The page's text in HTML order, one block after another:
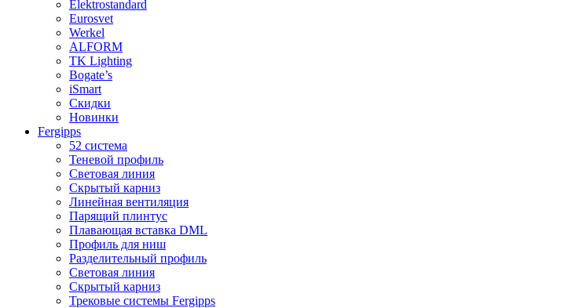
Elektrostandard
Eurosvet
Werkel
ALFORM
TK Lighting
Bogate’s
iSmart
Скидки
Новинки
Fergipps
52 система
Теневой профиль
Световая линия
Скрытый карниз
Линейная вентиляция
Парящий плинтус
Плавающая вставка DML
Профиль для ниш
Разделительный профиль
Световая линия
Скрытый карниз
Трековые системы Fergipps